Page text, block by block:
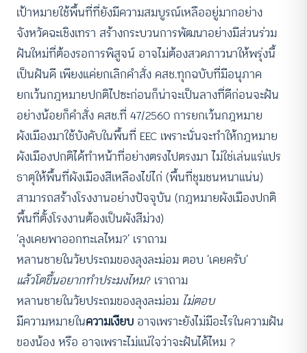
เป้าหมายใช้พื้นที่ที่ยังมีความสมบูรณ์เหลืออยู่มากอย่าง
จังหวัดฉะเชิงเทรา สร้างกระบวนการพัฒนาอย่างมีส่วนร่วม
ฝันใหม่ที่ต้องรอการพิสูจน์ อาจไม่ต้องสวดภาวนาให้พรุ่งนี้
เป็นฝันดี เพียงแค่ยกเลิกคำสั่ง คสช.ทุกฉบับที่มีอนุภาค
ยกเว้นกฎหมายปกติไปซะก่อนก็น่าจะเป็นลางที่ดีก่อนจะฝัน
อย่างน้อยก็คำสั่ง คสช.ที่ 47/2560 การยกเว้นกฎหมาย
ผังเมืองมาใช้บังคับในพื้นที่ EEC เพราะนั่นจะทำให้กฎหมาย
ผังเมืองปกติได้ทำหน้าที่อย่างตรงไปตรงมา ไม่ใช่เล่นแร่แปร
ธาตุให้พื้นที่ผังเมืองสีเหลืองไข่ไก่ (พื้นที่ชุมชนหนาแน่น)
สามารถสร้างโรงงานอย่างปัจจุบัน (กฎหมายผังเมืองปกติ
พื้นที่ตั้งโรงงานต้องเป็นผังสีม่วง)
‘ลุงเคยพาออกทะเลไหม?’ เราถาม
หลานชายในวัยประถมของลุงละม่อม ตอบ ‘เคยครับ’
แล้วโตขึ้นอยากทำประมงไหม? เราถาม
หลานชายในวัยประถมของลุงละม่อม ไม่ตอบ
มีความหมายในความเงียบ อาจเพราะยังไม่มีอะไรในความฝัน
ของน้อง หรือ อาจเพราะไม่แน่ใจว่าจะฝันได้ไหม ?